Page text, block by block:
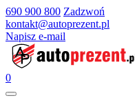
690 900 800 Zadzwoń
kontakt@autoprezent.pl
Napisz e-mail
0